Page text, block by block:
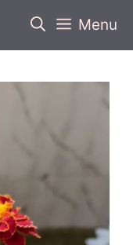
Menu